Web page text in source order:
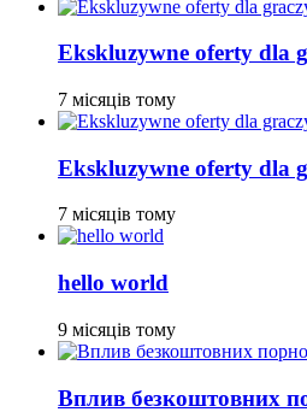
Ekskluzywne oferty dla
7 місяців тому
Ekskluzywne oferty dla
7 місяців тому
hello world
9 місяців тому
Вплив безкоштовних